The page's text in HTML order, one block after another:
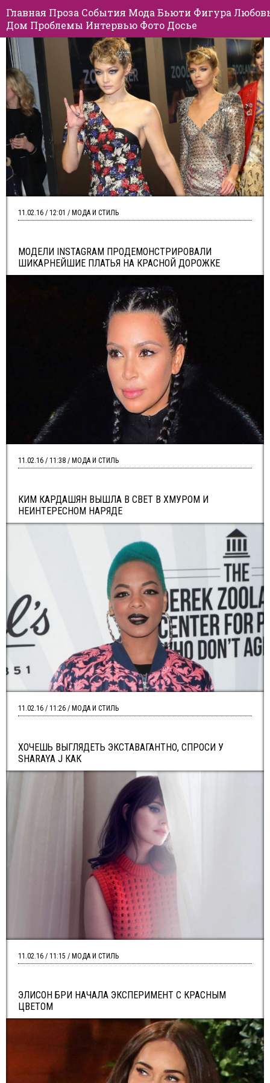
Главная Проза События Мода Бьюти Фигура
Дом Проблемы Интервью Фото Досье
МОДЕЛИ INSTAGRAM ПРОДЕМОНСТРИРОВАЛИ
ШИКАРНЕЙШИЕ ПЛАТЬЯ НА КРАСНОЙ ДОРОЖКЕ
11.02.16 / 12:01 / МОДА И СТИЛЬ
КИМ КАРДАШЯН ВЫШЛА В СВЕТ В ХМУРОМ И
НЕИНТЕРЕСНОМ НАРЯДЕ
11.02.16 / 11:38 / МОДА И СТИЛЬ
ХОЧЕШЬ ВЫГЛЯДЕТЬ ЭКСТАВАГАНТНО, СПРОСИ У
SHARAYA J КАК
11.02.16 / 11:26 / МОДА И СТИЛЬ
ЭЛИСОН БРИ НАЧАЛА ЭКСПЕРИМЕНТ С КРАСНЫМ
ЦВЕТОМ
11.02.16 / 11:15 / МОДА И СТИЛЬ